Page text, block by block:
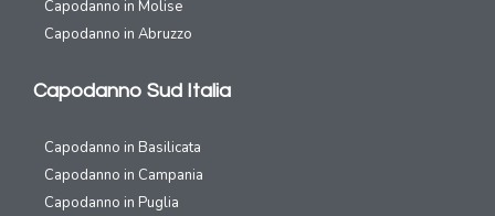
Capodanno in Molise
Capodanno in Abruzzo
Capodanno Sud Italia
Capodanno in Basilicata
Capodanno in Campania
Capodanno in Puglia